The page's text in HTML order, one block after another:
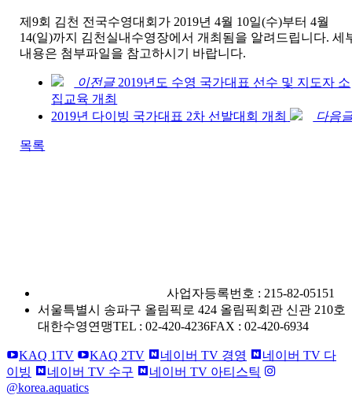
제9회 김천 전국수영대회가 2019년 4월 10일(수)부터 4월
14(일)까지 김천실내수영장에서 개최됨을 알려드립니다. 세
내용은 첨부파일을 참고하시기 바랍니다.
이전글 2019년도 수영 국가대표 선수 및 지도자 소
집교육 개최
2019년 다이빙 국가대표 2차 선발대회 개최
다음
목록
사업자등록번호 : 215-82-05151
서울특별시 송파구 올림픽로 424 올림픽회관 신관 210호
대한수영연맹TEL : 02-420-4236FAX : 02-420-6934
KAQ 1TV KAQ 2TV 네이버 TV 경영
네이버 TV 다
이빙
네이버 TV 수구
네이버 TV 아티스틱
@korea.aquatics